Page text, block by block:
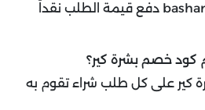
نعم، يحق لعملاء basharacare دفع قيمة الطلب نقداً
كود خصم بشرة كير؟
كير على كل طلب شراء تقوم به